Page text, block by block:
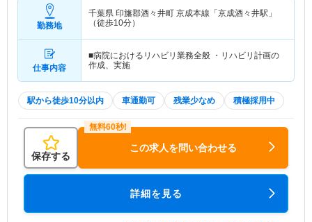
勤務地
千葉県 印旛郡酒々井町 京成本線「京成酒々井駅」
（徒歩10分）
仕事内容
■病院におけるリハビリ業務全般 ・リハビリ計画の
作成、実施
駅から徒歩10分以内 車通勤可 残業少なめ 積極採用中
保存する
この求人を問い合わせる
詳細を見る